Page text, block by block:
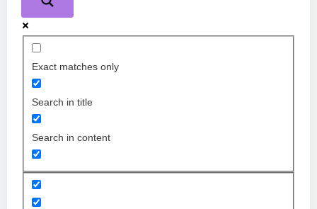
Exact matches only
Search in title
Search in content